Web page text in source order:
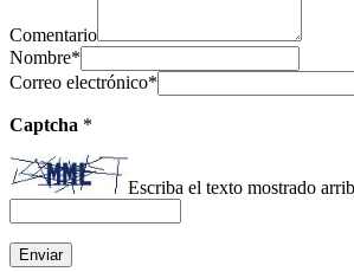
Comentario
Nombre*
Correo electrónico*
Captcha *
Escriba el texto mostrado